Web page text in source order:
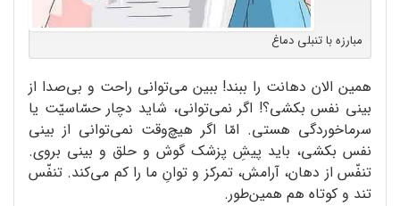
مبارزه با تنبلی دماغ
همین الان دهانت را ببند! ببین می‌توانی راحت و بی‌صدا از
بینی نفس بکشی؟! اگر نمی‌توانی، شاید دچار حسّاسیّت یا
سرماخوردگی هستی. امّا اگر هیچ‌وقت نمی‌توانی از بینی
نفس بکشی، باید پیشِ پزشک گوش‌ و حلق‌ و بینی بروی.
تنفّس از دهان، آرامش، تمرکز و توانِ ما را کم می‌کند. تنفّس
تند و کوتاه هم همین‌طور.